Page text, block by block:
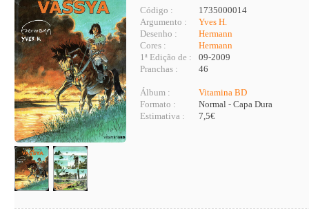
Código :
1735000014
Argumento :
Yves H.
Desenho :
Hermann
Cores :
Hermann
1ª Edição de :
09-2009
Pranchas :
46
Álbum :
Vitamina BD
Formato :
Normal - Capa Dura
Estimativa :
7,5€